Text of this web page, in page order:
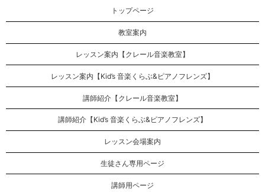
トップページ
教室案内
レッスン案内【クレール音楽教室】
レッスン案内【Kid’s 音楽くらぶ&ピアノフレンズ】
講師紹介【クレール音楽教室】
講師紹介【Kid’s 音楽くらぶ&ピアノフレンズ】
レッスン会場案内
生徒さん専用ページ
講師用ページ